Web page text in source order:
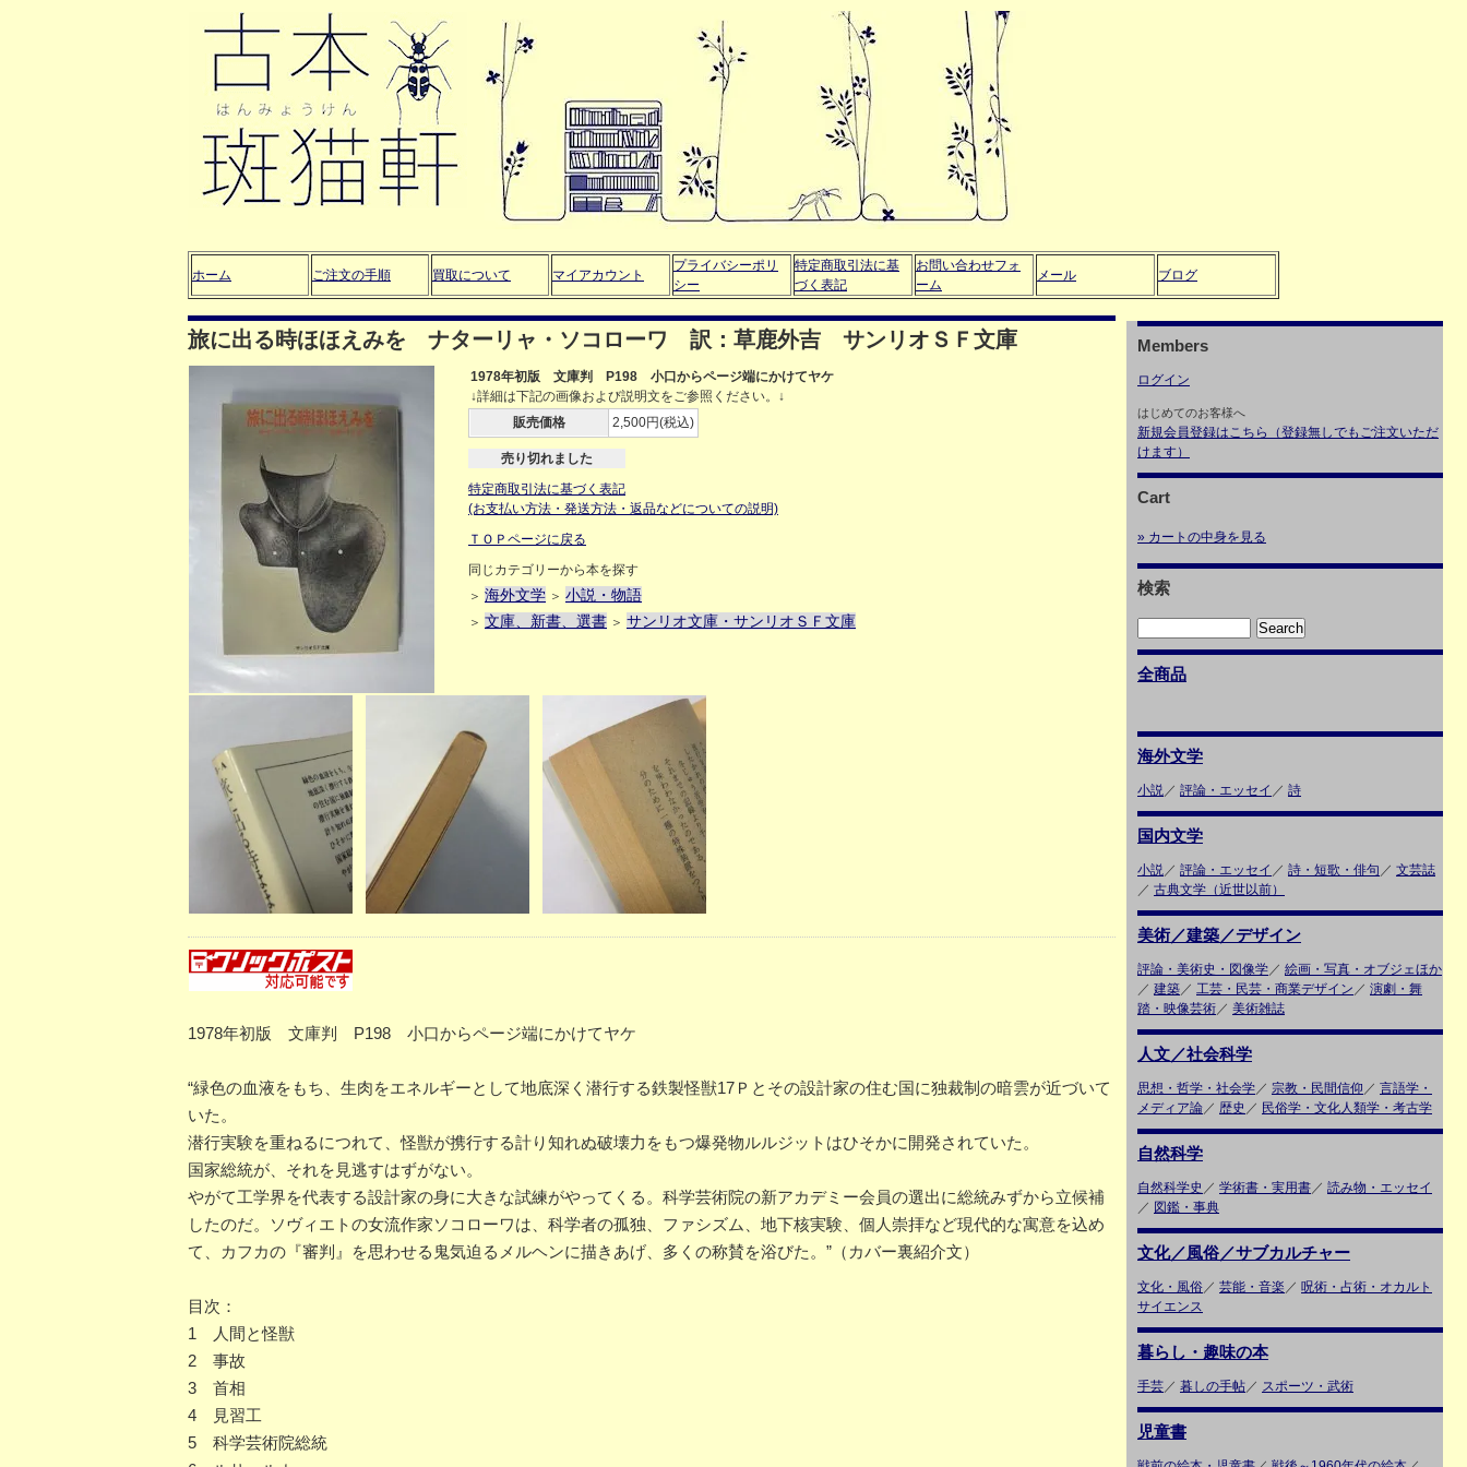
ホーム ご注文の手順 買取について マイアカウント
プライバシーポリ
シー
特定商取引法に基
づく表記
お問い合わせフォ
ーム
メール ブログ
旅に出る時ほほえみを ナターリャ・ソコローワ 訳：草鹿外吉 サンリオＳＦ文庫
1978年初版 文庫判 P198 小口からページ端にかけてヤケ
↓詳細は下記の画像および説明文をご参照ください。↓
販売価格
2,500円(税込)
売り切れました
特定商取引法に基づく表記
(お支払い方法・発送方法・返品などについての説明)
ＴＯＰページに戻る
同じカテゴリーから本を探す
＞ 海外文学 ＞ 小説・物語
＞ 文庫、新書、選書 ＞ サンリオ文庫・サンリオＳＦ文庫
1978年初版 文庫判 P198 小口からページ端にかけてヤケ
“緑色の血液をもち、生肉をエネルギーとして地底深く潜行する鉄製怪獣17Ｐとその設計家の住む国に独裁制の暗雲が近づいて
いた。
潜行実験を重ねるにつれて、怪獣が携行する計り知れぬ破壊力をもつ爆発物ルルジットはひそかに開発されていた。
国家総統が、それを見逃すはずがない。
やがて工学界を代表する設計家の身に大きな試練がやってくる。科学芸術院の新アカデミー会員の選出に総統みずから立候補
したのだ。ソヴィエトの女流作家ソコローワは、科学者の孤独、ファシズム、地下核実験、個人崇拝など現代的な寓意を込め
て、カフカの『審判』を思わせる鬼気迫るメルヘンに描きあげ、多くの称賛を浴びた。”（カバー裏紹介文）
目次：
1 人間と怪獣
2 事故
3 首相
4 見習工
5 科学芸術院総統
Members
ログイン
はじめてのお客様へ
新規会員登録はこちら（登録無しでもご注文いただ
けます）
Cart
» カートの中身を見る
検索
全商品
海外文学
小説／ 評論・エッセイ ／ 詩
国内文学
小説／ 評論・エッセイ ／ 詩・短歌・俳句 ／ 文芸誌
／ 古典文学（近世以前）
美術／建築／デザイン
評論・美術史・図像学／ 絵画・写真・オブジェほか
／ 建築／ 工芸・民芸・商業デザイン ／ 演劇・舞
踏・映像芸術／ 美術雑誌
人文／社会科学
思想・哲学・社会学／ 宗教・民間信仰 ／ 言語学・
メディア論／ 歴史 ／ 民俗学・文化人類学・考古学
自然科学
自然科学史 ／ 学術書・実用書／ 読み物・エッセイ
／ 図鑑・事典
文化／風俗／サブカルチャー
文化・風俗／ 芸能・音楽 ／ 呪術・占術・オカルト
サイエンス
暮らし・趣味の本
手芸／ 暮しの手帖／ スポーツ・武術
児童書